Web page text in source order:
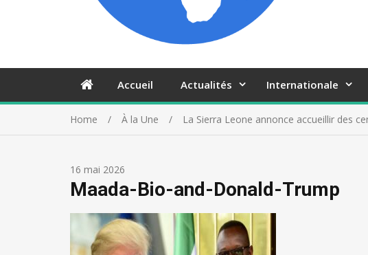
Accueil Actualités Internationale
Home À la Une La Sierra Leone annonce accueillir des
16 mai 2026
Maada-Bio-and-Donald-Trump